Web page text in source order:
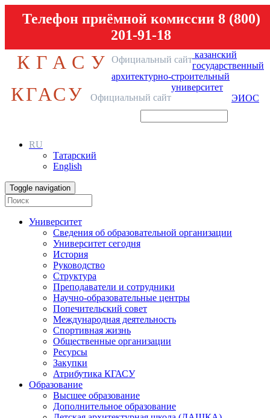
Телефон приёмной комиссии 8 (800)
201-91-18
КГАСУ Официальный сайт казанский
государственный
архитектурно-строительный
университет
КГАСУ Официальный сайт ЭИОС
RU
Татарский
English
Toggle navigation
Университет
Сведения об образовательной организации
Университет сегодня
История
Руководство
Структура
Преподаватели и сотрудники
Научно-образовательные центры
Попечительский совет
Международная деятельность
Спортивная жизнь
Общественные организации
Ресурсы
Закупки
Атрибутика КГАСУ
Образование
Высшее образование
Дополнительное образование